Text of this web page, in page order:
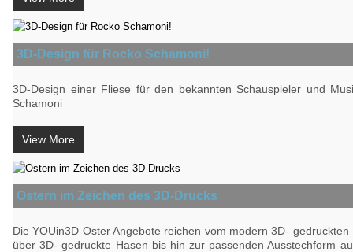
3D-Design für Rocko Schamoni!
3D-Design einer Fliese für den bekannten Schauspieler und
Schamoni
View More
Ostern im Zeichen des 3D-Drucks
Die YOUin3D Oster Angebote reichen vom modern 3D- gedruckten
über 3D- gedruckte Hasen bis hin zur passenden Ausstechform